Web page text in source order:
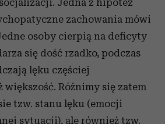
zachowania mówi
osoby cierpią na deficyty
się dość rzadko, podczas
lęku częściej
Różnimy się zatem
tzw. stanu lęku (emocji
sytuacji), ale również tzw.